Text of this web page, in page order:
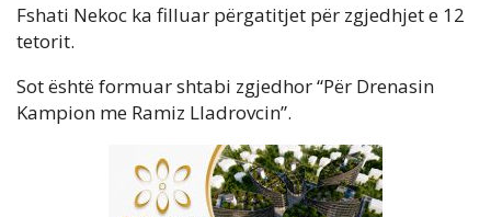
Fshati Nekoc ka filluar përgatitjet për zgjedhjet e 12
tetorit.
Sot është formuar shtabi zgjedhor “Për Drenasin
Kampion me Ramiz Lladrovcin”.